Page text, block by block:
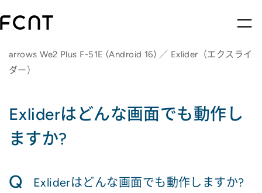
arrows We2 Plus F-51E (Android 16) ／ Exlider（エクスライ
ダー）
Exliderはどんな画面でも動作し
ますか?
Q Exliderはどんな画面でも動作しますか?